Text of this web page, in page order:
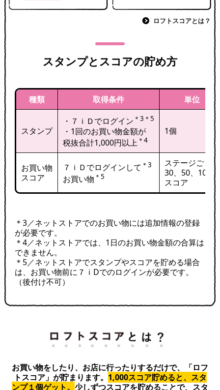
ロフトスコアとは？
スタンプとスコアの貯め方
種類 取得条件 単位
スタンプ
・７ｉＤでログイン ＊3＊5
・1回のお買い物金額が
税抜合計1,000円以上 ＊4
1個
お買い物
スコア
７ｉＤでログインして ＊3
お買い物 ＊5
ステージごとに
30、50、100
スコア
＊3／ネットストアでのお買い物には追加情報の登録
が必要です。
＊4／ネットストアでは、1日のお買い物金額の合算は
できません。
＊5／ネットストアでスタンプやスコアを貯める場合
は、お買い物前に７ｉDでのログインが必要です。
（後付け不可）
お買い物をしたり、お店に行ったりするだけで、「ロフ
トスコア」が貯まります。 1,000スコア貯めると、スタ
ンプ１個ゲット。 少しずつスコアを貯めることで、スタ